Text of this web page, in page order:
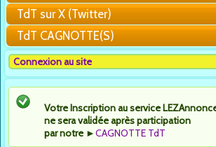
TdT sur X (Twitter)
TdT CAGNOTTE(S)
Connexion au site
Votre Inscription au service
ne sera validée après participation
par notre ►CAGNOTTE TdT